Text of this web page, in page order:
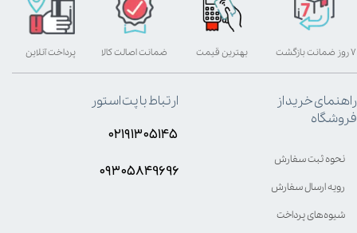
بهترین قیمت پرداخت آنلاین ۷ روز ضمانت بازگشت ضمانت اصالت کالا
راهنمای خرید از
فروشگاه
نحوه ثبت سفارش
رویه ارسال سفارش
شیوه‌های پرداخت
ارتباط با پت استور
۰۲۱۹۱۳۰۵۱۴۵
۰۹۳۰۵8۴9696